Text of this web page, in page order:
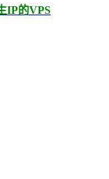
IP的VPS